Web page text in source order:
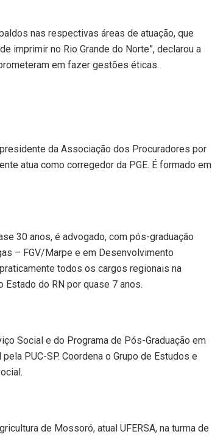
nas respectivas áreas de atuação, que
imprimir no Rio Grande do Norte”, declarou a
em fazer gestões éticas.
da Associação dos Procuradores por
atua como corregedor da PGE. É formado em
30 anos, é advogado, com pós-graduação
– FGV/Marpe e em Desenvolvimento
todos os cargos regionais na
Estado do RN por quase 7 anos.
Social e do Programa de Pós-Graduação em
PUC-SP. Coordena o Grupo de Estudos e
de Mossoró, atual UFERSA, na turma de